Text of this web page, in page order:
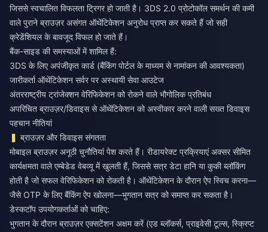
जिससे स्वचालित विफलता ट्रिगर हो जाती है। 3DS 2.0 प्रोटोकॉल समर्थन की कमी
वाले पुराने ब्राउज़र असंगत ऑथेंटिकेशन अनुरोध प्राप्त कर सकते हैं जो सही
क्रेडेंशियल के बावजूद विफल हो जाते हैं।
बैंक-साइड की समस्याओं में शामिल हैं:
3DS के लिए अपंजीकृत कार्ड (बैंकिंग पोर्टल के माध्यम से नामांकन की आवश्यकता)
जारीकर्ता ऑथेंटिकेशन सर्वर पर अस्थायी सेवा आउटेज
अंतरराष्ट्रीय ट्रांजेक्शन वेरिफिकेशन को रोकने वाले भौगोलिक प्रतिबंध
अपरिचित ब्राउज़र/डिवाइस से ऑथेंटिकेशन को अस्वीकार करने वाली सख्त डिवाइस
पहचान नीतियां
ब्राउज़र और डिवाइस संगतता
मोबाइल ब्राउज़र अनूठी चुनौतियां पेश करते हैं। रीडायरेक्ट प्रक्रियाएं अक्सर सीमित
कार्यक्षमता वाले एम्बेडेड वेबव्यू में खुलती हैं, जिससे सत्र डेटा हानि या कुकी ब्लॉकिंग
होती है जो सफल वेरिफिकेशन को रोकती है। ऑथेंटिकेशन के दौरान ऐप स्विच करना—
जैसे OTP के लिए बैंकिंग ऐप खोलना—भुगतान सत्र को समाप्त कर सकता है।
डेस्कटॉप उपयोगकर्ताओं को चाहिए:
भुगतान के दौरान ब्राउज़र एक्सटेंशन अक्षम करें (एड ब्लॉकर्स, प्राइवेसी टूल्स, स्क्रिप्ट